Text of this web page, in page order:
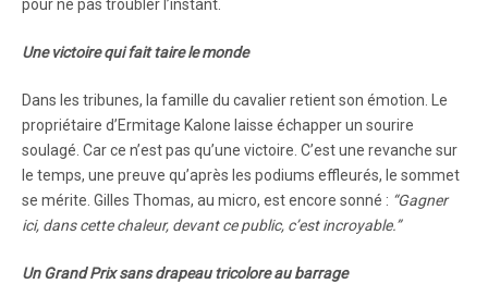
pour ne pas troubler l’instant.
Une victoire qui fait taire le monde
Dans les tribunes, la famille du cavalier retient son émotion. Le
propriétaire d’Ermitage Kalone laisse échapper un sourire
soulagé. Car ce n’est pas qu’une victoire. C’est une revanche sur
le temps, une preuve qu’après les podiums effleurés, le sommet
se mérite. Gilles Thomas, au micro, est encore sonné : “Gagner
ici, dans cette chaleur, devant ce public, c’est incroyable.”
Un Grand Prix sans drapeau tricolore au barrage